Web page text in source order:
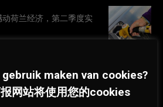
荷兰经济，第二季度实
比特水位创新低，荷兰拒
maken van cookies?
网站将使用您的cookies